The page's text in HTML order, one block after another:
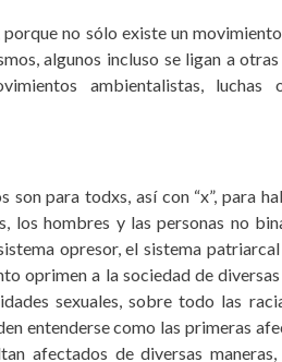
no sólo existe un
algunos incluso se ligan a
ambientalistas, luchas
son para todxs, así con “x”, para
los hombres y las personas no
opresor, el sistema
oprimen a la sociedad de
sexuales, sobre todo las
entenderse como las primeras
afectados de diversas